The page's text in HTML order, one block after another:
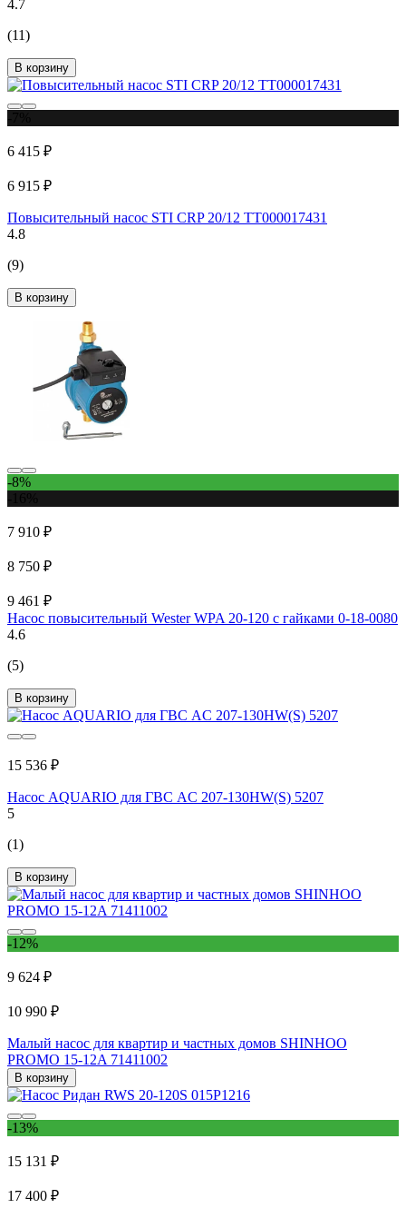
4.7
(11)
В корзину
6 415 ₽
6 915 ₽
Повысительный насос STI CRP 20/12 ТТ000017431
4.8
(9)
В корзину
-8%
7 910 ₽
8 750 ₽
9 461 ₽
Насос повысительный Wester WPA 20-120 с гайками 0-18-0080
4.6
(5)
В корзину
15 536 ₽
Насос AQUARIO для ГВС AC 207-130HW(S) 5207
5
(1)
В корзину
-12%
9 624 ₽
10 990 ₽
Малый насос для квартир и частных домов SHINHOO
PROMO 15-12A 71411002
В корзину
-13%
15 131 ₽
17 400 ₽